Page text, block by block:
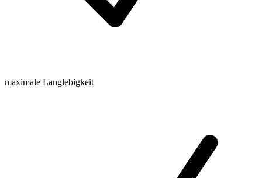
maximale Langlebigkeit